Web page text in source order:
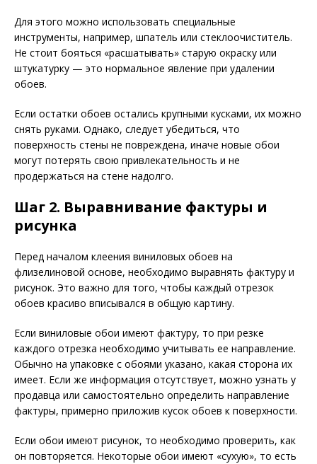
Для этого можно использовать специальные
инструменты, например, шпатель или стеклоочиститель.
Не стоит бояться «расшатывать» старую окраску или
штукатурку — это нормальное явление при удалении
обоев.
Если остатки обоев остались крупными кусками, их можно
снять руками. Однако, следует убедиться, что
поверхность стены не повреждена, иначе новые обои
могут потерять свою привлекательность и не
продержаться на стене надолго.
Шаг 2. Выравнивание фактуры и
рисунка
Перед началом клеения виниловых обоев на
флизелиновой основе, необходимо выравнять фактуру и
рисунок. Это важно для того, чтобы каждый отрезок
обоев красиво вписывался в общую картину.
Если виниловые обои имеют фактуру, то при резке
каждого отрезка необходимо учитывать ее направление.
Обычно на упаковке с обоями указано, какая сторона их
имеет. Если же информация отсутствует, можно узнать у
продавца или самостоятельно определить направление
фактуры, примерно приложив кусок обоев к поверхности.
Если обои имеют рисунок, то необходимо проверить, как
он повторяется. Некоторые обои имеют «сухую», то есть